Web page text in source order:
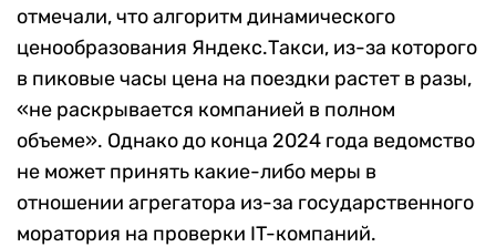
отмечали, что алгоритм динамического
ценообразования Яндекс.Такси, из-за которого
в пиковые часы цена на поездки растет в разы,
«не раскрывается компанией в полном
объеме». Однако до конца 2024 года ведомство
не может принять какие-либо меры в
отношении агрегатора из-за государственного
моратория на проверки IT-компаний.